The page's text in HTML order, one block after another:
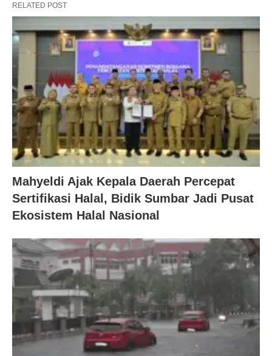
RELATED POST
Mahyeldi Ajak Kepala Daerah Percepat
Sertifikasi Halal, Bidik Sumbar Jadi Pusat
Ekosistem Halal Nasional